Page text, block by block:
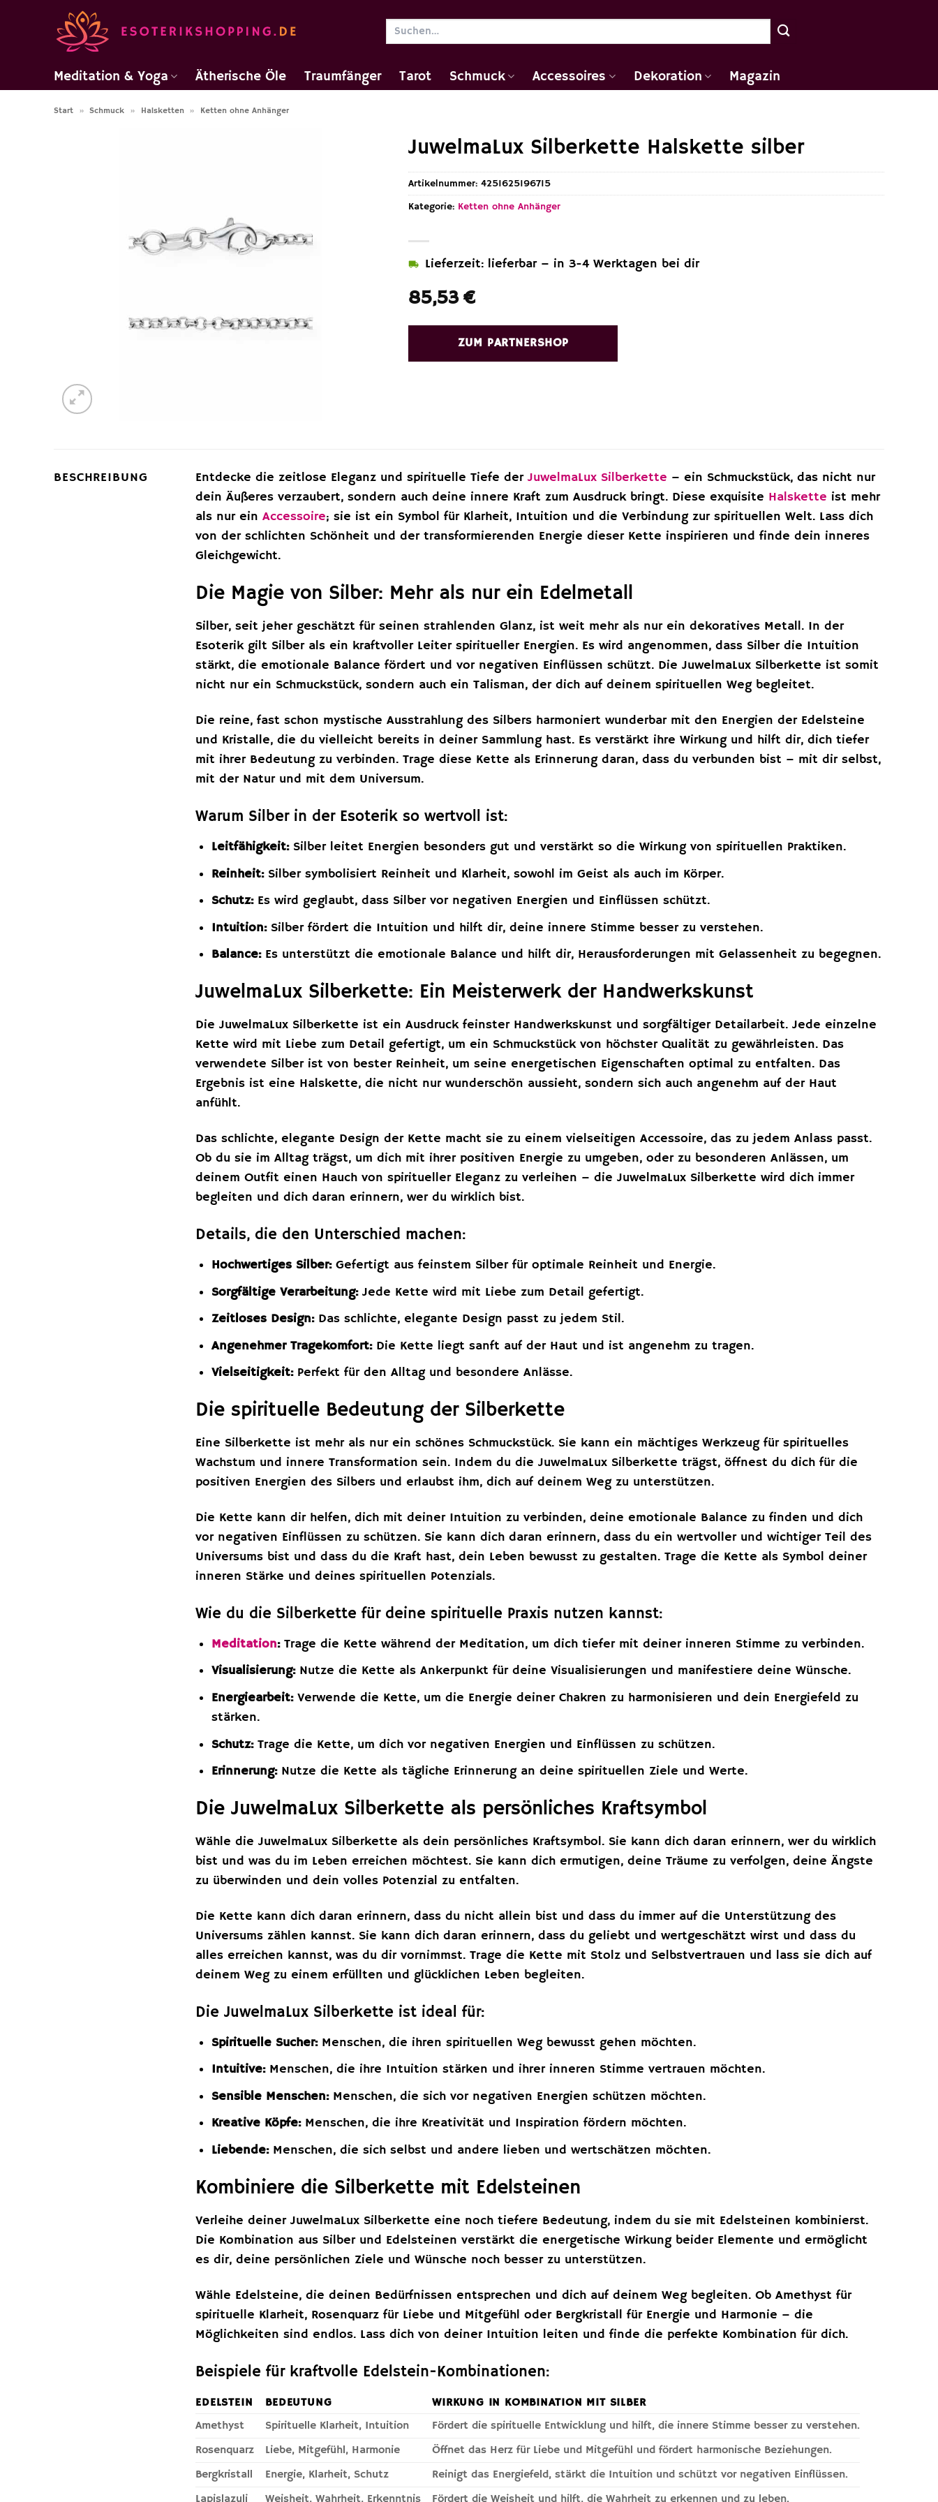
Suchen
Meditation & Yoga Ätherische Öle Traumfänger Tarot Schmuck Accessoires Dekoration Magazin
Start » Schmuck » Halsketten » Ketten ohne Anhänger
JuwelmaLux Silberkette Halskette silber
85,53€
Lieferzeit: lieferbar – in 3-4 Werktagen bei dir
ZUM PARTNERSHOP
Artikelnummer:4251625196715
Kategorie: Ketten ohne Anhänger
BESCHREIBUNG Entdecke die zeitlose Eleganz und spirituelle Tiefe derJuwelmaLux Silberkette – ein Schmuckstück, das nicht nur
dein Äußeres verzaubert, sondern auch deine innere Kraft zum Ausdruck bringt. Diese exquisite Halskette ist mehr
als nur einAccessoire; sie ist ein Symbol für Klarheit, Intuition und die Verbindung zur spirituellen Welt. Lass dich
von der schlichten Schönheit und der transformierenden Energie dieser Kette inspirieren und finde dein inneres
Gleichgewicht.
Die Magie von Silber: Mehr als nur ein Edelmetall
Silber, seit jeher geschätzt für seinen strahlenden Glanz, ist weit mehr als nur ein dekoratives Metall. In der
Esoterik gilt Silber als ein kraftvoller Leiter spiritueller Energien. Es wird angenommen, dass Silber die Intuition
stärkt, die emotionale Balance fördert und vor negativen Einflüssen schützt. Die JuwelmaLux Silberkette ist somit
nicht nur ein Schmuckstück, sondern auch ein Talisman, der dich auf deinem spirituellen Weg begleitet.
Die reine, fast schon mystische Ausstrahlung des Silbers harmoniert wunderbar mit den Energien der Edelsteine
und Kristalle, die du vielleicht bereits in deiner Sammlung hast. Es verstärkt ihre Wirkung und hilft dir, dich tiefer
mit ihrer Bedeutung zu verbinden. Trage diese Kette als Erinnerung daran, dass du verbunden bist – mit dir selbst,
mit der Natur und mit dem Universum.
Warum Silber in der Esoterik so wertvoll ist:
Leitfähigkeit:Silber leitet Energien besonders gut und verstärkt so die Wirkung von spirituellen Praktiken.
Reinheit:Silber symbolisiert Reinheit und Klarheit, sowohl im Geist als auch im Körper.
Schutz:Es wird geglaubt, dass Silber vor negativen Energien und Einflüssen schützt.
Intuition:Silber fördert die Intuition und hilft dir, deine innere Stimme besser zu verstehen.
Balance:Es unterstützt die emotionale Balance und hilft dir, Herausforderungen mit Gelassenheit zu begegnen.
JuwelmaLux Silberkette: Ein Meisterwerk der Handwerkskunst
Die JuwelmaLux Silberkette ist ein Ausdruck feinster Handwerkskunst und sorgfältiger Detailarbeit. Jede einzelne
Kette wird mit Liebe zum Detail gefertigt, um ein Schmuckstück von höchster Qualität zu gewährleisten. Das
verwendete Silber ist von bester Reinheit, um seine energetischen Eigenschaften optimal zu entfalten. Das
Ergebnis ist eine Halskette, die nicht nur wunderschön aussieht, sondern sich auch angenehm auf der Haut
anfühlt.
Das schlichte, elegante Design der Kette macht sie zu einem vielseitigen Accessoire, das zu jedem Anlass passt.
Ob du sie im Alltag trägst, um dich mit ihrer positiven Energie zu umgeben, oder zu besonderen Anlässen, um
deinem Outfit einen Hauch von spiritueller Eleganz zu verleihen – die JuwelmaLux Silberkette wird dich immer
begleiten und dich daran erinnern, wer du wirklich bist.
Details, die den Unterschied machen:
Hochwertiges Silber:Gefertigt aus feinstem Silber für optimale Reinheit und Energie.
Sorgfältige Verarbeitung:Jede Kette wird mit Liebe zum Detail gefertigt.
Zeitloses Design:Das schlichte, elegante Design passt zu jedem Stil.
Angenehmer Tragekomfort:Die Kette liegt sanft auf der Haut und ist angenehm zu tragen.
Vielseitigkeit:Perfekt für den Alltag und besondere Anlässe.
Die spirituelle Bedeutung der Silberkette
Eine Silberkette ist mehr als nur ein schönes Schmuckstück. Sie kann ein mächtiges Werkzeug für spirituelles
Wachstum und innere Transformation sein. Indem du die JuwelmaLux Silberkette trägst, öffnest du dich für die
positiven Energien des Silbers und erlaubst ihm, dich auf deinem Weg zu unterstützen.
Die Kette kann dir helfen, dich mit deiner Intuition zu verbinden, deine emotionale Balance zu finden und dich
vor negativen Einflüssen zu schützen. Sie kann dich daran erinnern, dass du ein wertvoller und wichtiger Teil des
Universums bist und dass du die Kraft hast, dein Leben bewusst zu gestalten. Trage die Kette als Symbol deiner
inneren Stärke und deines spirituellen Potenzials.
Wie du die Silberkette für deine spirituelle Praxis nutzen kannst:
Meditation:Trage die Kette während der Meditation, um dich tiefer mit deiner inneren Stimme zu verbinden.
Visualisierung:Nutze die Kette als Ankerpunkt für deine Visualisierungen und manifestiere deine Wünsche.
Energiearbeit:Verwende die Kette, um die Energie deiner Chakren zu harmonisieren und dein Energiefeld zu
stärken.
Schutz:Trage die Kette, um dich vor negativen Energien und Einflüssen zu schützen.
Erinnerung:Nutze die Kette als tägliche Erinnerung an deine spirituellen Ziele und Werte.
Die JuwelmaLux Silberkette als persönliches Kraftsymbol
Wähle die JuwelmaLux Silberkette als dein persönliches Kraftsymbol. Sie kann dich daran erinnern, wer du wirklich
bist und was du im Leben erreichen möchtest. Sie kann dich ermutigen, deine Träume zu verfolgen, deine Ängste
zu überwinden und dein volles Potenzial zu entfalten.
Die Kette kann dich daran erinnern, dass du nicht allein bist und dass du immer auf die Unterstützung des
Universums zählen kannst. Sie kann dich daran erinnern, dass du geliebt und wertgeschätzt wirst und dass du
alles erreichen kannst, was du dir vornimmst. Trage die Kette mit Stolz und Selbstvertrauen und lass sie dich auf
deinem Weg zu einem erfüllten und glücklichen Leben begleiten.
Die JuwelmaLux Silberkette ist ideal für:
Spirituelle Sucher:Menschen, die ihren spirituellen Weg bewusst gehen möchten.
Intuitive:Menschen, die ihre Intuition stärken und ihrer inneren Stimme vertrauen möchten.
Sensible Menschen:Menschen, die sich vor negativen Energien schützen möchten.
Kreative Köpfe:Menschen, die ihre Kreativität und Inspiration fördern möchten.
Liebende:Menschen, die sich selbst und andere lieben und wertschätzen möchten.
Kombiniere die Silberkette mit Edelsteinen
Verleihe deiner JuwelmaLux Silberkette eine noch tiefere Bedeutung, indem du sie mit Edelsteinen kombinierst.
Die Kombination aus Silber und Edelsteinen verstärkt die energetische Wirkung beider Elemente und ermöglicht
es dir, deine persönlichen Ziele und Wünsche noch besser zu unterstützen.
Wähle Edelsteine, die deinen Bedürfnissen entsprechen und dich auf deinem Weg begleiten. Ob Amethyst für
spirituelle Klarheit, Rosenquarz für Liebe und Mitgefühl oder Bergkristall für Energie und Harmonie – die
Möglichkeiten sind endlos. Lass dich von deiner Intuition leiten und finde die perfekte Kombination für dich.
Beispiele für kraftvolle Edelstein-Kombinationen:
EDELSTEIN BEDEUTUNG
WIRKUNG IN KOMBINATION MIT SILBER
Amethyst
Spirituelle Klarheit, Intuition
Fördert die spirituelle Entwicklung und hilft, die innere Stimme besser zu verstehen.
Rosenquarz
Liebe, Mitgefühl, Harmonie
Öffnet das Herz für Liebe und Mitgefühl und fördert harmonische Beziehungen.
Bergkristall
Energie, Klarheit, Schutz
Reinigt das Energiefeld, stärkt die Intuition und schützt vor negativen Einflüssen.
Lapislazuli
Weisheit, Wahrheit, Erkenntnis Fördert die Weisheit und hilft, die Wahrheit zu erkennen und zu leben.